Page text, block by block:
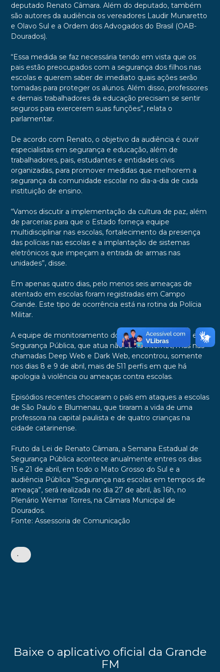
deputado Renato Câmara. Além do deputado, também
são autores da audiência os vereadores Laudir Munaretto
e Olavo Sul e a Ordem dos Advogados do Brasil (OAB-
Dourados).
“Essa medida se faz necessária tendo em vista que os
pais estão preocupados com a segurança dos filhos nas
escolas e querem saber de imediato quais ações serão
tomadas para proteger os alunos. Além disso, professores
e demais trabalhadores da educação precisam se sentir
seguros para exercerem suas funções”, relata o
parlamentar.
De acordo com Renato, o objetivo da audiência é ouvir
especialistas em segurança e educação, além de
trabalhadores, pais, estudantes e entidades civis
organizadas, para promover medidas que melhorem a
segurança da comunidade escolar no dia-a-dia de cada
instituição de ensino.
“Vamos discutir a implementação da cultura de paz, além
de parcerias para que o Estado forneça equipe
multidisciplinar nas escolas, fortalecimento da presença
das polícias nas escolas e a implantação de sistemas
eletrônicos que impeçam a entrada de armas nas
unidades”, disse.
Em apenas quatro dias, pelo menos seis ameaças de
atentado em escolas foram registradas em Campo
Grande. Este tipo de ocorrência está na rotina da Polícia
Militar.
A equipe de monitoramento do Ministério da Justiça e
Segurança Pública, que atua não só na internet, mas nas
chamadas Deep Web e Dark Web, encontrou, somente
nos dias 8 e 9 de abril, mais de 511 perfis em que há
apologia à violência ou ameaças contra escolas.
Episódios recentes chocaram o país em ataques a escolas
de São Paulo e Blumenau, que tiraram a vida de uma
professora na capital paulista e de quatro crianças na
cidade catarinense.
Fruto da Lei de Renato Câmara, a Semana Estadual de
Segurança Pública acontece anualmente entres os dias
15 e 21 de abril, em todo o Mato Grosso do Sul e a
audiência Pública “Segurança nas escolas em tempos de
ameaça”, será realizada no dia 27 de abril, às 16h, no
Plenário Weimar Torres, na Câmara Municipal de
Dourados.
Fonte: Assessoria de Comunicação
•
Baixe o aplicativo oficial da Grande
FM